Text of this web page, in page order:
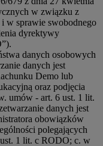
w związku z
w sprawie swobodnego
dyrektywy
danych osobowych
danych jest
Demo lub
oraz podjęcia
umów - art. 6 ust. 1 lit.
danych jest
obowiązków
polegających
1 lit. c RODO; c. w